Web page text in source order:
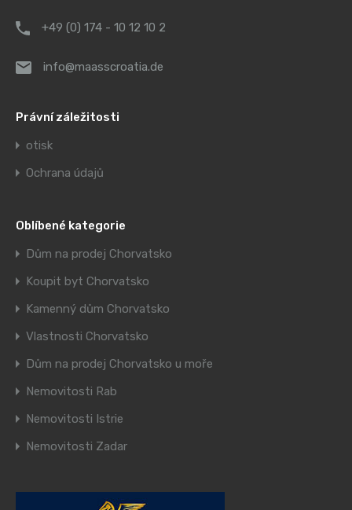
+49 (0) 174 - 10 12 10 2
info@maasscroatia.de
Právní záležitosti
otisk
Ochrana údajů
Oblíbené kategorie
Dům na prodej Chorvatsko
Koupit byt Chorvatsko
Kamenný dům Chorvatsko
Vlastnosti Chorvatsko
Dům na prodej Chorvatsko u moře
Nemovitosti Rab
Nemovitosti Istrie
Nemovitosti Zadar